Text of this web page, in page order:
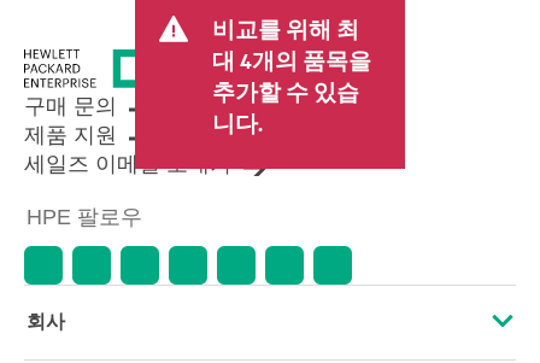
며 판매세/VAT 및 배송 등 기타 수수
료가 포함될 수 있습니다. 리셀러가
설정한 트랜잭션 가격은 다른 리셀
러가 설정한 가격 및 표시 가격과 다
를 수 있습니다. 표시 가격에는 기간
한정 프로모션 혜택이 포함될 수 있
습니다. HPE는 시장 상황 변화, 제품
수명 종료, 광고 오류 등을 포함하되
이에 국한되지 않는 사유로 언제든
지 가격을 조정할 권리를 보유합니
비교를 위해 최
대 4개의 품목을
추가할 수 있습
니다.
구매 문의
제품 지원
세일즈 이메일 보내기
HPE 팔로우
회사